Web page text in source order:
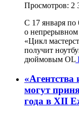
Просмотров: 2
С 17 января по
о непрерывном
«Цикл
получит
дюймовым OL
могут
года в XII